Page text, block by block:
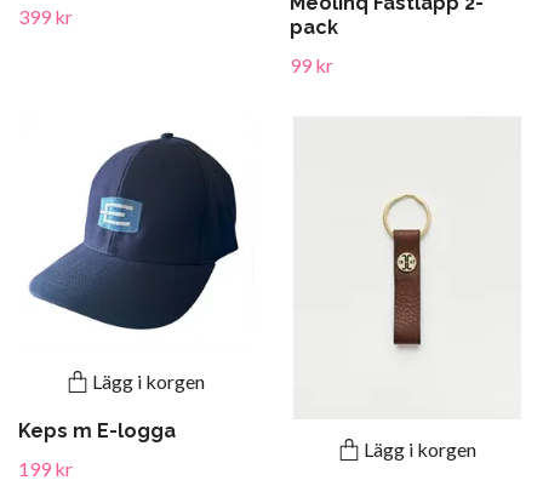
399 kr
pack
99 kr
Lägg i korgen
Keps m E-logga
199 kr
Lägg i korgen